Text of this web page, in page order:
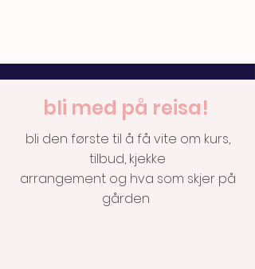
bli med på reisa!
bli den første til å få vite om kurs,
tilbud, kjekke
arrangement og hva som skjer på
gården